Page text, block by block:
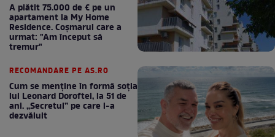
A plătit 75.000 de € pe un
apartament la My Home
Residence. Coşmarul care a
urmat: "Am început să
tremur"
RECOMANDARE PE AS.RO
Cum se menţine în formă soţia
lui Leonard Doroftei, la 51 de
ani. „Secretul” pe care l-a
dezvăluit